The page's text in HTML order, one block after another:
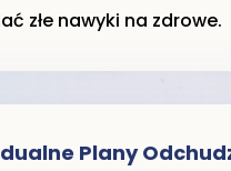
złe nawyki na zdrowe.
Plany